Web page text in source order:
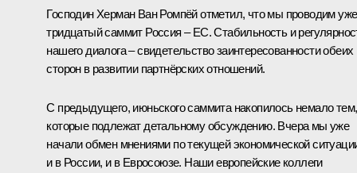
Господин Херман Ван Ромпёйотметил, что мы проводим уже
тридцатый саммит Россия – ЕС. Стабильность и
нашего диалога – свидетельство заинтересованности обеих
сторон в развитии партнёрских отношений.
С предыдущего, июньского саммита накопилось немало тем,
которые подлежат детальному обсуждению. Вчера мы уже
начали обмен мнениями по текущей экономической
и в России, и в Евросоюзе. Наши европейские коллеги